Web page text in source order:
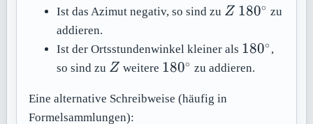
Ist das Azimut negativ, so sind zu Z
Z 180^\circ
180∘ zu
addieren.
Ist der Ortsstundenwinkel kleiner als 180^\circ
180∘,
so sind zu Z
Z weitere 180^\circ
180∘ zu addieren.
Eine alternative Schreibweise (häufig in
Formelsammlungen):